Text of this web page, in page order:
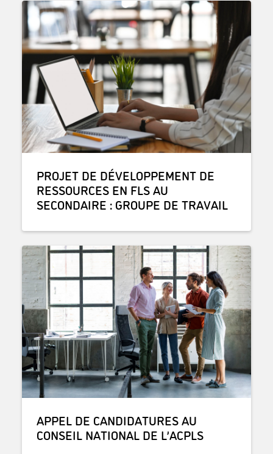
PROJET DE DÉVELOPPEMENT DE
RESSOURCES EN FLS AU
SECONDAIRE : GROUPE DE TRAVAIL
APPEL DE CANDIDATURES AU
CONSEIL NATIONAL DE L’ACPLS